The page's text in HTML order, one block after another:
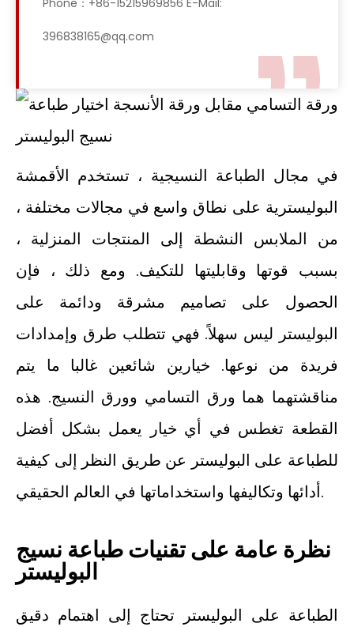
Phone：+86-15215969856 E-Mail:
396838165@qq.com
في مجال الطباعة النسيجية ، تستخدم الأقمشة
البوليسترية على نطاق واسع في مجالات مختلفة ،
من الملابس النشطة إلى المنتجات المنزلية ،
بسبب قوتها وقابليتها للتكيف. ومع ذلك ، فإن
الحصول على تصاميم مشرقة ودائمة على
البوليستر ليس سهلاً. فهي تتطلب طرق وإمدادات
فريدة من نوعها. خيارين شائعين غالبا ما يتم
مناقشتهما هما ورق التسامي وورق النسيج. هذه
القطعة تغطس في أي خيار يعمل بشكل أفضل
للطباعة على البوليستر عن طريق النظر إلى كيفية
أدائها وتكاليفها واستخداماتها في العالم الحقيقي.
نظرة عامة على تقنيات طباعة نسيج
البوليستر
الطباعة على البوليستر تحتاج إلى اهتمام دقيق